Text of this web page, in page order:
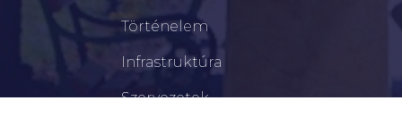
Történelem
Infrastruktúra
Szervezetek